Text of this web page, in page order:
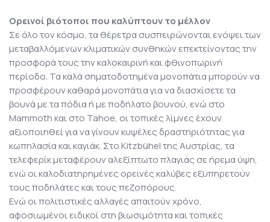
Ορεινοί βιότοποι που καλύπτουν το μέλλον
Σε όλο τον κόσμο, τα θέρετρα συσπειρώνονται ενόψει των
μεταβαλλόμενων κλιματικών συνθηκών επεκτείνοντας την
προσφορά τους την καλοκαιρινή και φθινοπωρινή
περίοδο. Τα καλά σηματοδοτημένα μονοπάτια μπορούν να
προσφέρουν καθαρά μονοπάτια για να διασχίσετε τα
βουνά με τα πόδια ή με ποδήλατο βουνού, ενώ στο
Mammoth και στο Tahoe, οι τοπικές λίμνες έχουν
αξιοποιηθεί για να γίνουν κυψέλες δραστηριότητας για
κωπηλασία και καγιάκ. Στο Kitzbühel της Αυστρίας, τα
τελεφερίκ μεταφέρουν αλεξίπτωτο πλαγιάς σε ήρεμα ύψη,
ενώ οι καλοδιατηρημένες ορεινές καλύβες εξυπηρετούν
τους ποδηλάτες και τους πεζοπόρους.
Ενώ οι πολιτιστικές αλλαγές απαιτούν χρόνο,
αφοσιωμένοι ειδικοί στη βιωσιμότητα και τοπικές